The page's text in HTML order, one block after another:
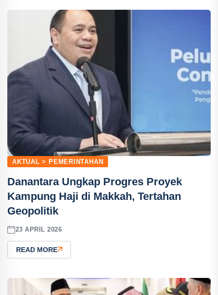
AKTUAL > PEMERINTAHAN
Danantara Ungkap Progres Proyek
Kampung Haji di Makkah, Tertahan
Geopolitik
23 APRIL 2026
READ MORE